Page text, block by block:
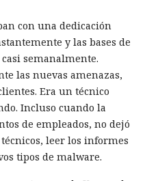
con una dedicación
y las bases de
semanalmente.
las nuevas amenazas,
Era un técnico
Incluso cuando la
de empleados, no dejó
leer los informes
tipos de malware.